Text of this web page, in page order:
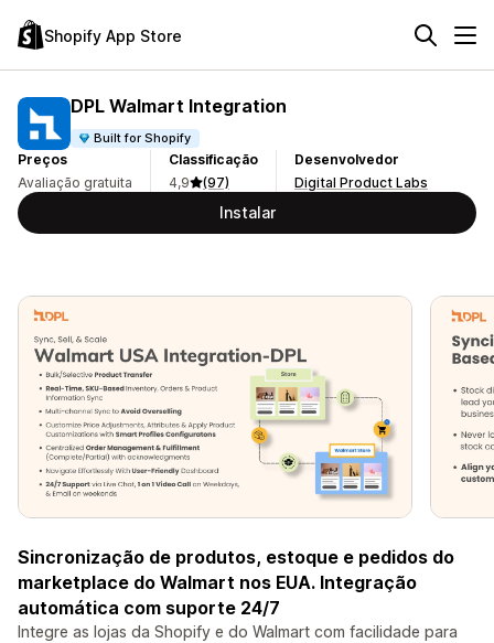
Shopify App Store
DPL Walmart Integration
Built for Shopify
Preços
Avaliação gratuita
Classificação
4,9
(97)
Desenvolvedor
Digital Product Labs
Instalar
Sincronização de produtos, estoque e pedidos do
marketplace do Walmart nos EUA. Integração
automática com suporte 24/7
Integre as lojas da Shopify e do Walmart com facilidade para